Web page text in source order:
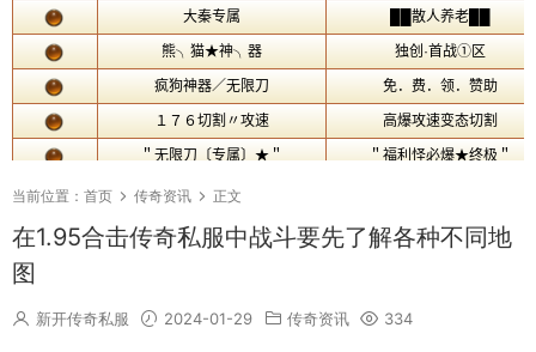
当前位置： 首页 传奇资讯 正文
在1.95合击传奇私服中战斗要先了解各种不同地
图
新开传奇私服 2024-01-29 传奇资讯 334